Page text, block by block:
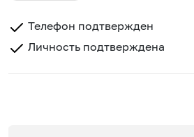
Телефон подтвержден
Личность подтверждена